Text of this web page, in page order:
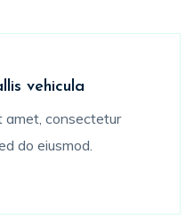
vehicula
amet, consectetur
do eiusmod.